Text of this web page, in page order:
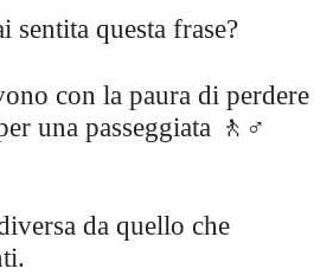
sentita questa frase?
con la paura di perdere
una passeggiata 🚶♂️
da quello che